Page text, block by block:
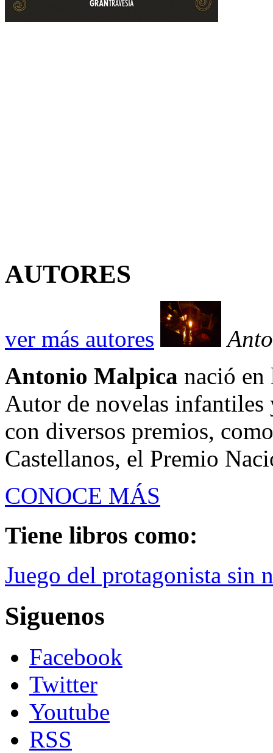
AUTORES
ver más autores
Antonio Malpica nació
Autor de novelas
con diversos premios,
Castellanos, el Premio
CONOCE MÁS
Tiene libros como:
Juego del protagonista sin
Siguenos
Facebook
Twitter
Youtube
RSS